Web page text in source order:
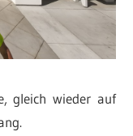
gleich wieder auf